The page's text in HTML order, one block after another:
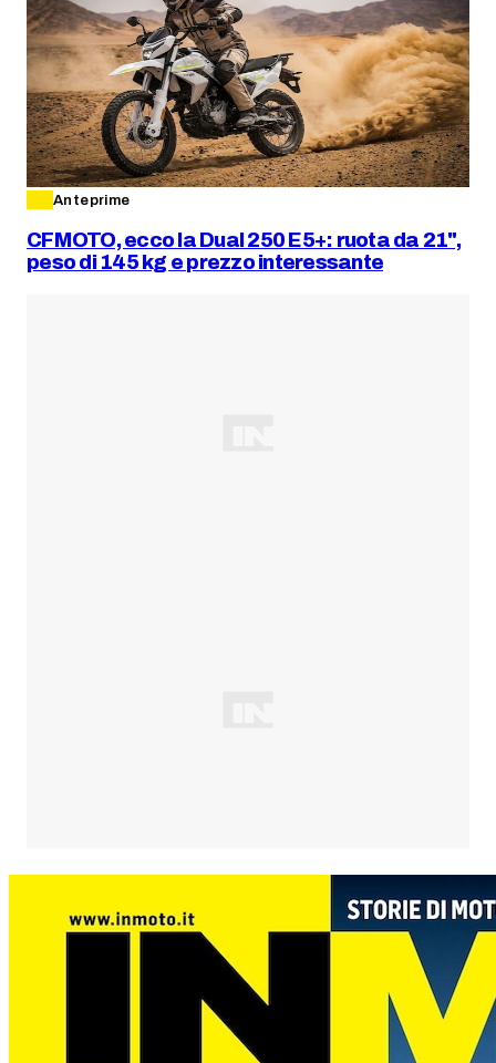
Anteprime
CFMOTO, ecco la Dual 250 E5+: ruota da 21",
peso di 145 kg e prezzo interessante